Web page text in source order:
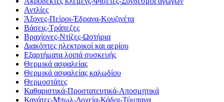
Αντλίες
Άξονες-Πείροι-Έδρανα-Κουζινέτα
Βάσεις-Τράπεζες
Βραχίονες-Ντίζες-Ωστήρια
Διακόπτες ηλεκτρικοί και αερίου
Εξαρτήματα λοιπά συσκευής
Θερμικά ασφαλείας
Θερμικά ασφαλείας καλωδίου
Θερμοστάτες
Καθαριστικά-Προστατευτικά-Αποσμητικά
Κανάτες-Μπωλ-Δοχεία-Κάδοι-Τύμπανα